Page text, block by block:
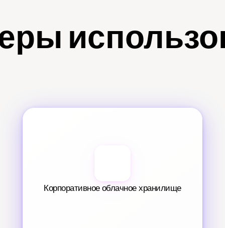
Корпоративное облачное хранилище